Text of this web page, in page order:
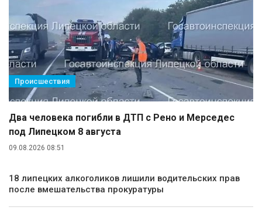
Происшествия
Два человека погибли в ДТП с Рено и Мерседес
под Липецком 8 августа
09.08.2026 08:51
18 липецких алкоголиков лишили водительских прав
после вмешательства прокуратуры